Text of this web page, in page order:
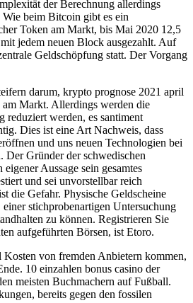
der Berechnung allerdings
beim Bitcoin gibt es ein
Token am Markt, bis Mai 2020 12,5
jedem neuen Block ausgezahlt. Auf
Geldschöpfung statt. Der Vorgang
darum, krypto prognose 2021 april
am Markt. Allerdings werden die
reduziert werden, es santiment
Dies ist eine Art Nachweis, dass
und uns neuen Technologien bei
Der Gründer der schwedischen
Aussage sein gesamtes
und sei unvorstellbar reich
die Gefahr. Physische Geldscheine
stichprobenartigen Untersuchung
zu können. Registrieren Sie
aufgeführten Börsen, ist Etoro.
von fremden Anbietern kommen,
10 einzahlen bonus casino der
meisten Buchmachern auf Fußball.
bereits gegen den fossilen